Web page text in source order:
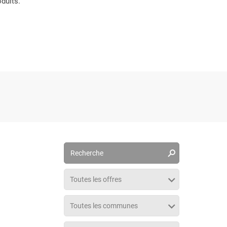
m
k
m
Toutes les offres b
m
Toutes les communes b